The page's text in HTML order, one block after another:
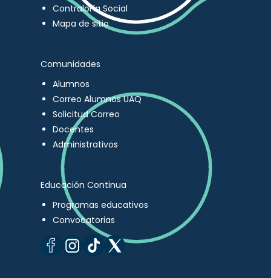
Contraloría Social
Mapa de sitio
Comunidades
Alumnos
Correo Alumnos UAQ
Solicitud Correo
Docentes
Administrativos
Educación Continua
Programas educativos
Convocatorias